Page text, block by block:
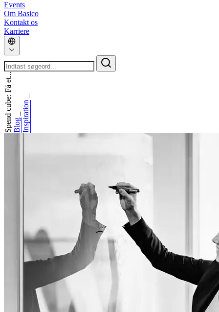
Events
Om Basico
Kontakt os
Karriere
Inspiration
_
Blog
_
Spend cube: Få et...